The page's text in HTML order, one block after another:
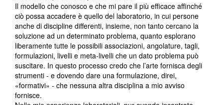
Il modello che conosco e che mi pare il più efficace affinché
ciò possa accadere è quello del laboratorio, in cui persone
anche di discipline differenti, insieme, non tanto cercano la
soluzione ad un determinato problema, quanto esplorano
liberamente tutte le possibili associazioni, angolature, tagli,
formulazioni, livelli e meta-livelli che un dato problema può
suscitare. In questo processo credo che l’arte fornisca degli
strumenti - e dovendo dare una formulazione, direi,
«formativi» - che nessuna altra disciplina a mio avviso
fornisce.